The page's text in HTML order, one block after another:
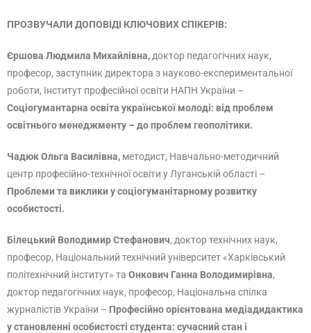
ПРОЗВУЧАЛИ ДОПОВІДІ КЛЮЧОВИХ СПІКЕРІВ:
Єршова Людмила Михайлівна, доктор педагогічних наук,
професор, заступник директора з науково-експериментальної
роботи, Інститут професійної освіти НАПН України –
Соціогумантарна освіта української молоді: від проблем
освітнього менеджменту – до проблем геополітики.
Чадюк Ольга Василівна, методист, Навчально-методичний
центр професійно-технічної освіти у Луганській області –
Проблеми та виклики у соціогуманітарному розвитку
особистості.
Білецький Володимир Стефанович, доктор технічних наук,
професор, Національний технічний університет «Харківський
політехнічний інститут» та Онкович Ганна Володимирівна,
доктор педагогічних наук, професор, Національна спілка
журналістів України – Професійно орієнтована медіадидактика
у становленні особистості студента: сучасний стан і